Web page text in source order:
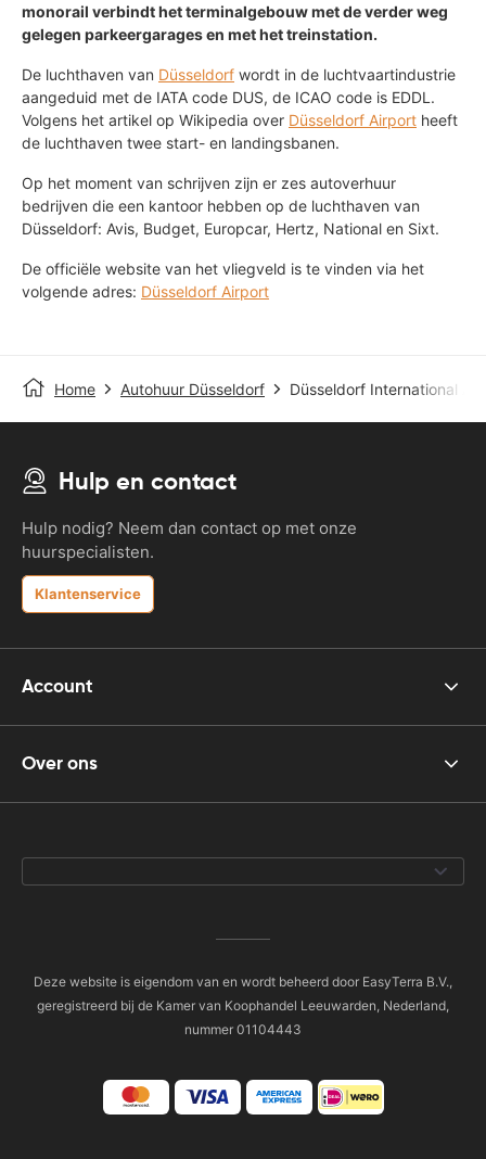
monorail verbindt het terminalgebouw met de verder weg
gelegen parkeergarages en met het treinstation.
De luchthaven van Düsseldorf wordt in de luchtvaartindustrie
aangeduid met de IATA code DUS, de ICAO code is EDDL.
Volgens het artikel op Wikipedia over Düsseldorf Airport heeft
de luchthaven twee start- en landingsbanen.
Op het moment van schrijven zijn er zes autoverhuur
bedrijven die een kantoor hebben op de luchthaven van
Düsseldorf: Avis, Budget, Europcar, Hertz, National en Sixt.
De officiële website van het vliegveld is te vinden via het
volgende adres: Düsseldorf Airport
Home Autohuur Düsseldorf Düsseldorf International
Hulp en contact
Hulp nodig? Neem dan contact op met onze
huurspecialisten.
Klantenservice
Account
Over ons
Deze website is eigendom van en wordt beheerd door EasyTerra B.V.,
geregistreerd bij de Kamer van Koophandel Leeuwarden, Nederland,
nummer 01104443